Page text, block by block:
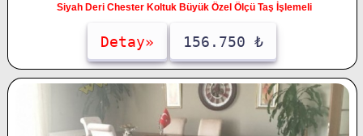
Siyah Deri Chester Koltuk Büyük Özel Ölçü Taş İşlemeli
Detay» 156.750 ₺